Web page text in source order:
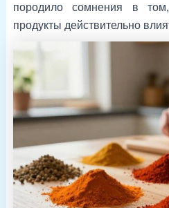
породило сомнения в
продукты действительно